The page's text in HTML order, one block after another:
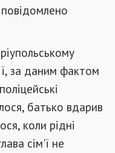
за даним фактом
батько вдарив
коли рідні
сім'ї не